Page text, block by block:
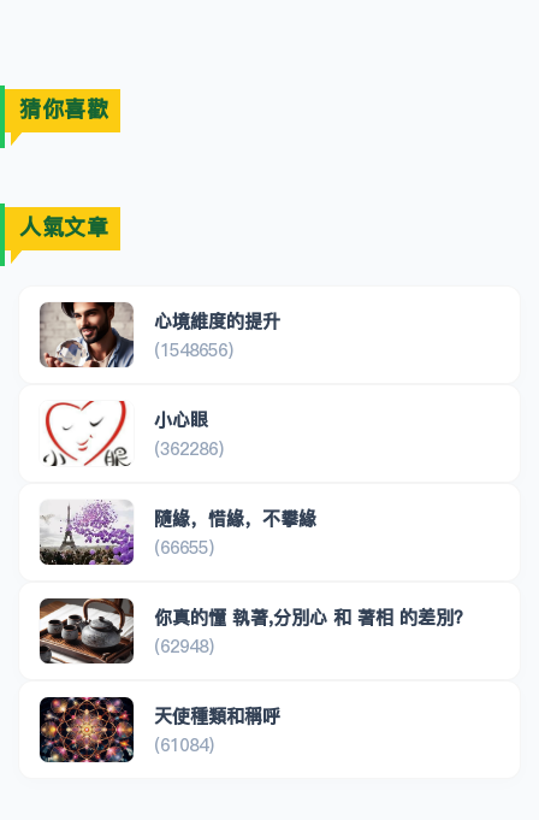
猜你喜歡
人氣文章
心境維度的提升
(1548656)
小心眼
(362286)
隨緣，惜緣，不攀緣
(66655)
你真的懂 執著,分別心 和 著相 的差別？
(62948)
天使種類和稱呼
(61084)